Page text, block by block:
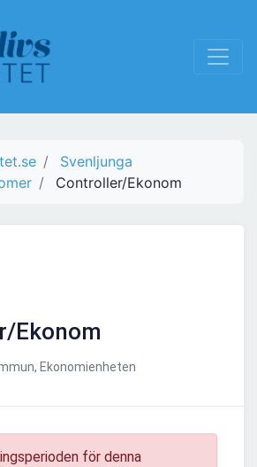
Svenljunga
Controller/Ekonom
Ekonom
Ekonomienheten
för denna